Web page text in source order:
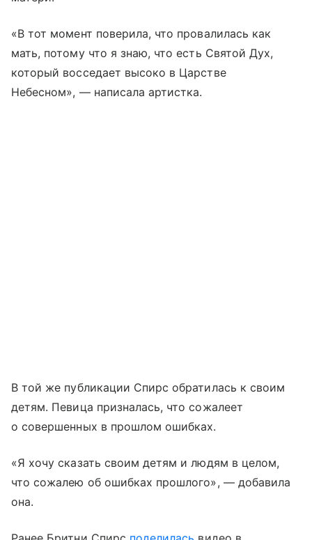
«В тот момент поверила, что провалилась как
мать, потому что я знаю, что есть Святой Дух,
который восседает высоко в Царстве
Небесном», — написала артистка.
В той же публикации Спирс обратилась к своим
детям. Певица призналась, что сожалеет
о совершенных в прошлом ошибках.
«Я хочу сказать своим детям и людям в целом,
что сожалею об ошибках прошлого», — добавила
она.